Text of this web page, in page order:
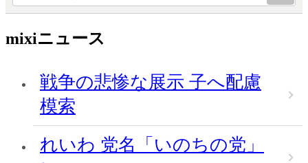
mixiニュース
戦争の悲惨な展示 子へ配慮
模索
れいわ 党名「いのちの党」